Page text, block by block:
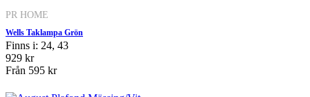
PR HOME
Wells Taklampa Grön
Finns i: 24, 43
929 kr
Från 595 kr